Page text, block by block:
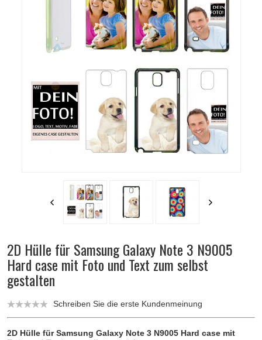
2D Hülle für Samsung Galaxy Note 3 N9005
Hard case mit Foto und Text zum selbst
gestalten
Schreiben Sie die erste Kundenmeinung
2D Hülle für Samsung Galaxy Note 3 N9005 Hard case mit